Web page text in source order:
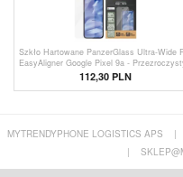
Szkło Hartowane PanzerGlass Ultra-Wide
EasyAligner Google Pixel 9a -
112,30 PLN
MYTRENDYPHONE LOGISTICS APS |
|